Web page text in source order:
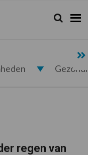
Zoeken...
Zoek
regen van